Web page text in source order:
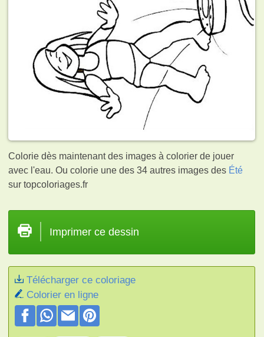
Colorie dès maintenant des images à colorier de jouer
avec l'eau. Ou colorie une des 34 autres images des Été
sur topcoloriages.fr
Imprimer ce dessin
Télécharger ce coloriage
Colorier en ligne